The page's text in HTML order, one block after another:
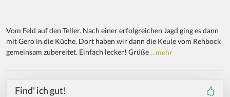
Vom Feld auf den Teller. Nach einer erfolgreichen Jagd ging es dann
mit Gero in die Küche. Dort haben wir dann die Keule vom Rehbock
gemeinsam zubereitet. Einfach lecker! Grüße ...mehr
Find' ich gut!